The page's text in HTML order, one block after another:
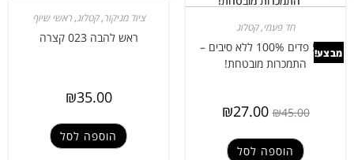
מבצע!
חד פעמי,קטלוג
500 פדים 100% ללא סיבים –
התמכרות מובטחת!
₪45.00
₪27.00
הוספה לסל
ציוד מניקור,קטלוג,ראשי שיוף
ראש להבה 023 קצרה
₪35.00
הוספה לסל